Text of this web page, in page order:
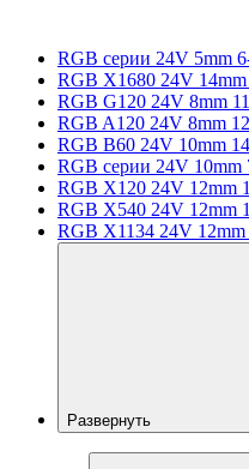
RGB серии 24V 5mm
RGB X1680 24V
RGB G120 24V 8mm
RGB A120 24V 8mm
RGB B60 24V 10mm
RGB серии 24V 10mm
RGB X120 24V 12mm
RGB X540 24V 12mm
RGB X1134 24V
Развернуть